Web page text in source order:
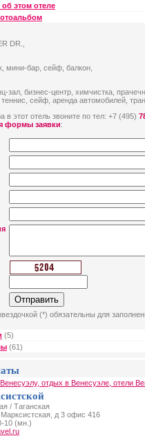
этом отеле
DR.,
мини-бар, сейф, балкон,
зал, бизнес-центр, химчистка,
сейф, аренда автомобилей,
в этот отель звоните по тел: +7 (495)
формы заявки:
(*) обязательны для
(5)
(61)
отдых в Венесуэле, отели
/ Таганская
д 3 офис 416
10 (мн.)